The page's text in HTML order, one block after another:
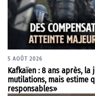
5 AOÛT 2026
Kafkaïen : 8 ans après, la
mutilations, mais estime
responsables»